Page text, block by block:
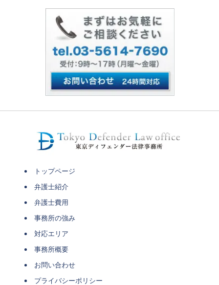
トップページ
弁護士紹介
弁護士費用
事務所の強み
対応エリア
事務所概要
お問い合わせ
プライバシーポリシー